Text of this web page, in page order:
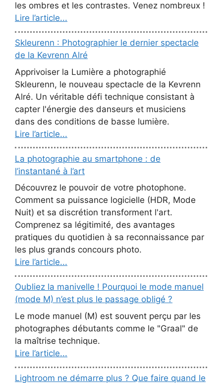
les ombres et les contrastes. Venez nombreux !
Lire l’article...
Skleurenn : Photographier le dernier spectacle
de la Kevrenn Alré
Apprivoiser la Lumière a photographié
Skleurenn, le nouveau spectacle de la Kevrenn
Alré. Un véritable défi technique consistant à
capter l'énergie des danseurs et musiciens
dans des conditions de basse lumière.
Lire l’article...
La photographie au smartphone : de
l’instantané à l’art
Découvrez le pouvoir de votre photophone.
Comment sa puissance logicielle (HDR, Mode
Nuit) et sa discrétion transforment l'art.
Comprenez sa légitimité, des avantages
pratiques du quotidien à sa reconnaissance par
les plus grands concours photo.
Lire l’article...
Oubliez la manivelle ! Pourquoi le mode manuel
(mode M) n’est plus le passage obligé ?
Le mode manuel (M) est souvent perçu par les
photographes débutants comme le "Graal" de
la maîtrise technique.
Lire l’article...
Lightroom ne démarre plus ? Que faire quand le